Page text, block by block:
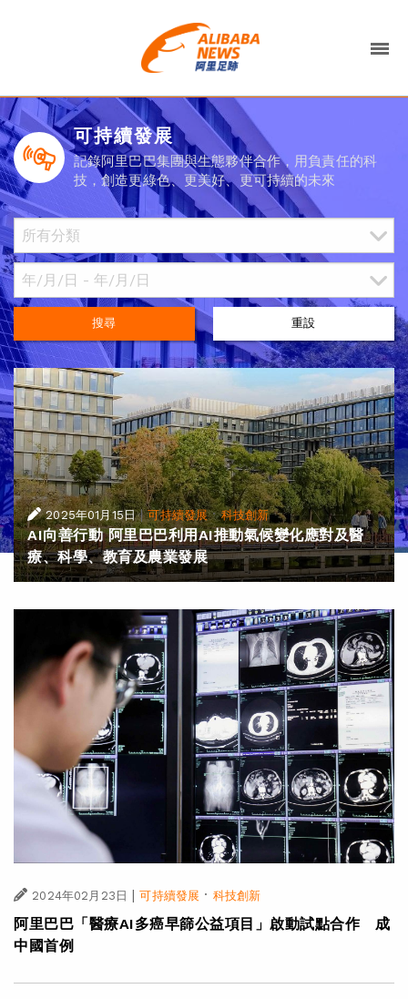
可持續發展
記錄阿里巴巴集團與生態夥伴合作，用負責任的科
技，創造更綠色、更美好、更可持續的未來
搜尋 重設
2025年01月15日 |可持續發展·科技創新
AI向善行動 阿里巴巴利用AI推動氣候變化應對及醫
療、科學、教育及農業發展
2024年02月23日 | 可持續發展 · 科技創新
阿里巴巴「醫療AI多癌早篩公益項目」啟動試點合作 成
中國首例